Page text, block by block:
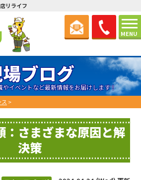
MENU
リライフ
ブログ
やイベントなど最新情報をお届けします！
ス >
：さまざまな原因と解
決策